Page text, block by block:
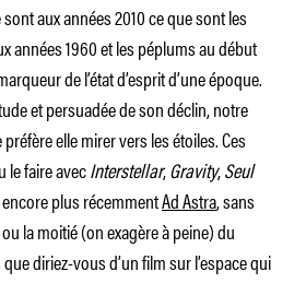
aux années 2010 ce que sont les
années 1960 et les péplums au début
de l’état d’esprit d’une époque.
et persuadée de son déclin, notre
elle mirer vers les étoiles. Ces
le faire avecInterstellar,Gravity,Seul
plus récemmentAd Astra, sans
ou la moitié (on exagère à peine) du
diriez-vous d’un film sur l’espace qui